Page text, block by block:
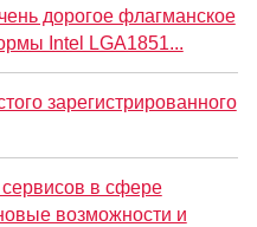
дорогое флагманское
Intel LGA1851...
зарегистрированного
в сфере
возможности и